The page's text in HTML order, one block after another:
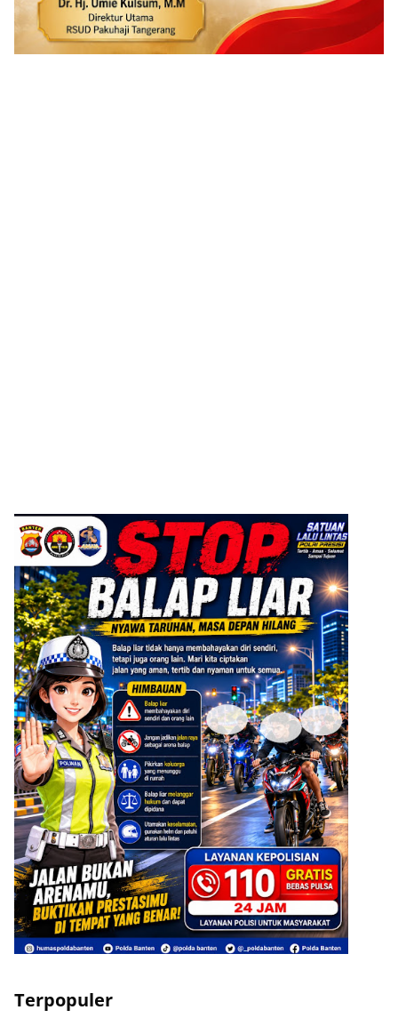
ADVERTISEMENT
Terpopuler